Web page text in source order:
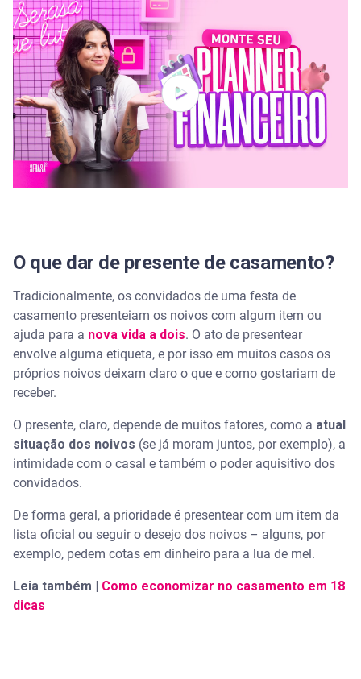
Como dar um presente de casamento especial
gastando pouco
Organize a vida financeira com a ajuda da Serasa
O que dar de presente de casamento?
Tradicionalmente, os convidados de uma festa de
casamento presenteiam os noivos com algum item ou
ajuda para a nova vida a dois. O ato de presentear
envolve alguma etiqueta, e por isso em muitos casos os
próprios noivos deixam claro o que e como gostariam de
receber.
O presente, claro, depende de muitos fatores, como a atual
situação dos noivos (se já moram juntos, por exemplo), a
intimidade com o casal e também o poder aquisitivo dos
convidados.
De forma geral, a prioridade é presentear com um item da
lista oficial ou seguir o desejo dos noivos – alguns, por
exemplo, pedem cotas em dinheiro para a lua de mel.
Leia também | Como economizar no casamento em 18
dicas